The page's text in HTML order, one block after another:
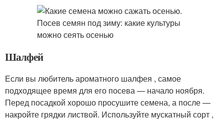
Шалфей
Если вы любитель ароматного шалфея , самое
подходящее время для его посева — начало ноября.
Перед посадкой хорошо просушите семена, а после —
накройте грядки листвой. Используйте мускатный сорт ,